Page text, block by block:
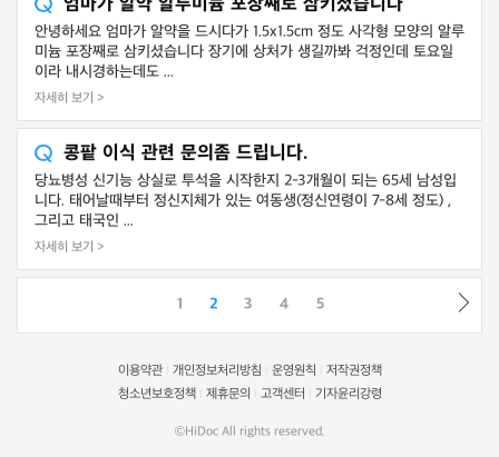
엄마가 알약 알루미늄 포장째로 삼키셨습니다
안녕하세요 엄마가 알약을 드시다가 1.5x1.5cm 정도 사각형 모양의 알루
미늄 포장째로 삼키셨습니다 장기에 상처가 생길까봐 걱정인데 토요일
이라 내시경하는데도 ...
자세히 보기 >
콩팥 이식 관련 문의좀 드립니다.
당뇨병성 신기능 상실로 투석을 시작한지 2-3개월이 되는 65세 남성입
니다. 태어날때부터 정신지체가 있는 여동생(정신연령이 7-8세 정도) ,
그리고 태국인 ...
자세히 보기 >
1 2 3 4 5
이용약관 개인정보처리방침 운영원칙
저작권정책
청소년보호정책
제휴문의 고객센터 기자윤리강령
©HiDoc All rights reserved.